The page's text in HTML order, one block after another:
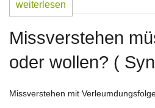
weiterlesen
Missverstehen
oder wollen? (
Missverstehen mit